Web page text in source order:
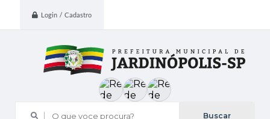
Login / Cadastro
O que voce procura?